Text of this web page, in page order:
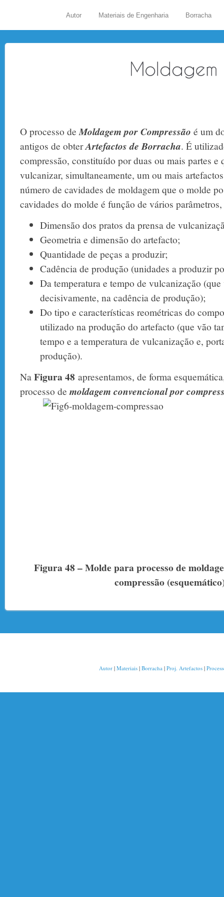
Autor Materiais de Engenharia Borracha
O processo de Moldagem por Compressão é um
antigos de obterArtefactos de Borracha. É
compressão, constituído por duas ou mais partes e
vulcanizar, simultaneamente, um ou mais
número de cavidades de moldagem que o molde
cavidades do molde é função de vários
Dimensão dos pratos da prensa de
Geometria e dimensão do artefacto;
Quantidade de peças a produzir;
Cadência de produção (unidades a produzir
Da temperatura e tempo de vulcanização
decisivamente, na cadência de produção);
Do tipo e características reométricas do
utilizado na produção do artefacto (que vão
tempo e a temperatura de vulcanização e,
produção).
NaFigura 48 apresentamos, de forma
processo de moldagem convencional por
Figura 48 – Molde para processo de
compressão
Autor |Materiais |Borracha |Proj. Artefactos|